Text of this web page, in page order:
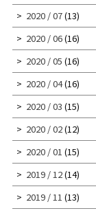
2020 / 07(13)
2020 / 06(16)
2020 / 05 (16)
2020 / 04(16)
2020 / 03 (15)
2020 / 02(12)
2020 / 01 (15)
2019 / 12(14)
2019 / 11 (13)